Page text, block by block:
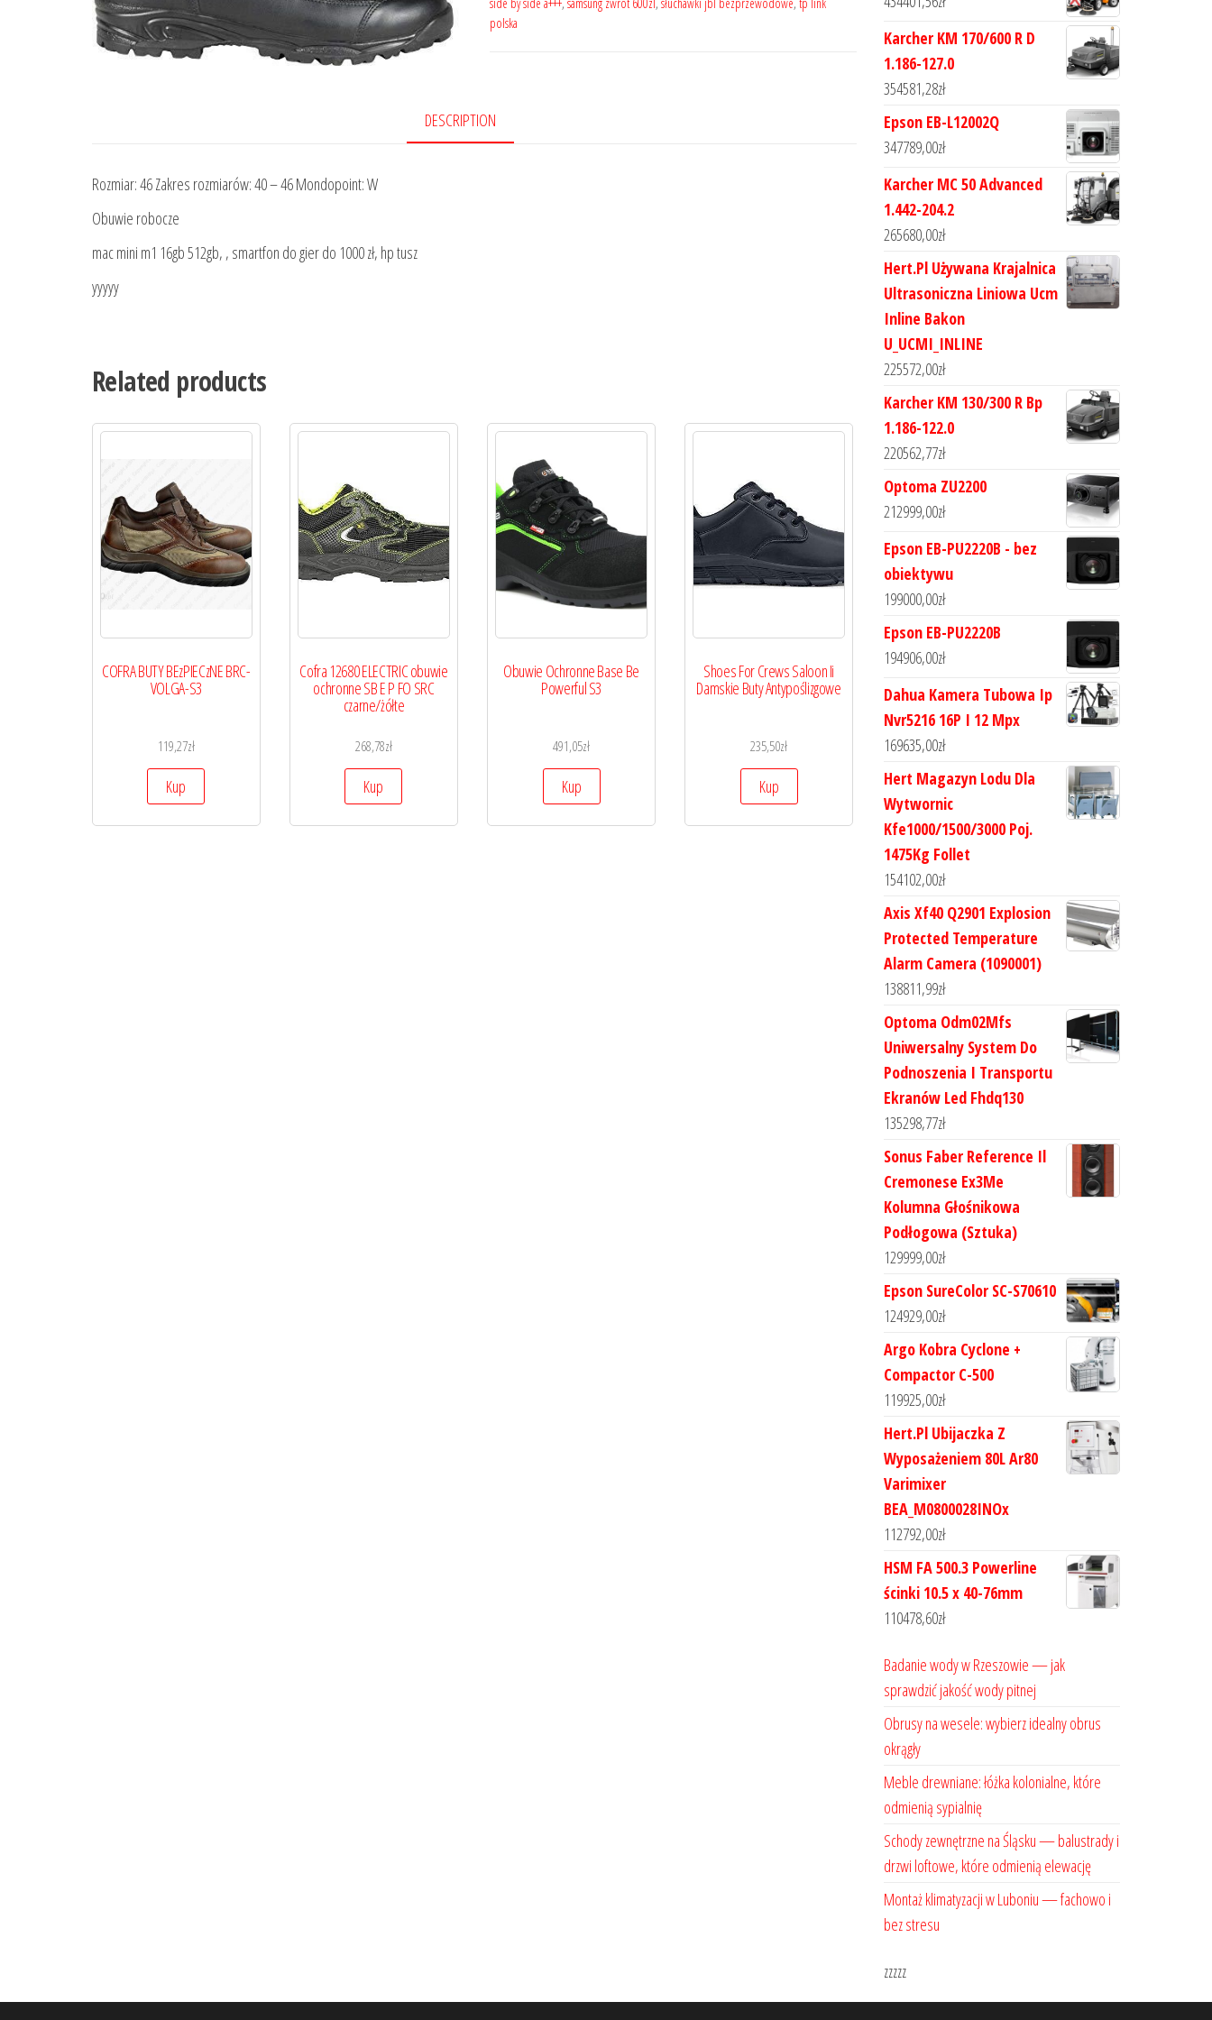
polska
DESCRIPTION
Rozmiar: 46 Zakres rozmiarów: 40 – 46 Mondopoint: W
Obuwie robocze
mac mini m1 16gb 512gb, , smartfon do gier do 1000 zł, hp tusz
yyyyy
Related products
COFRA BUTY BEzPIECzNE BRC-
VOLGA-S3
119,27zł
Kup
Cofra 12680 ELECTRIC obuwie
ochronne SB E P FO SRC
czarne/żółte
268,78zł
Kup
Obuwie Ochronne Base Be
Powerful S3
491,05zł
Kup
Shoes For Crews Saloon Ii
Damskie Buty Antypoślizgowe
235,50zł
Kup
Karcher KM 170/600 R D
1.186-127.0
354581,28zł
Epson EB-L12002Q
347789,00zł
Karcher MC 50 Advanced
1.442-204.2
265680,00zł
Hert.Pl Używana Krajalnica
Ultrasoniczna Liniowa Ucm
Inline Bakon
U_UCMI_INLINE
225572,00zł
Karcher KM 130/300 R Bp
1.186-122.0
220562,77zł
Optoma ZU2200
212999,00zł
Epson EB-PU2220B - bez
obiektywu
199000,00zł
Epson EB-PU2220B
194906,00zł
Dahua Kamera Tubowa Ip
Nvr5216 16P I 12 Mpx
169635,00zł
Hert Magazyn Lodu Dla
Wytwornic
Kfe1000/1500/3000 Poj.
1475Kg Follet
154102,00zł
Axis Xf40 Q2901 Explosion
Protected Temperature
Alarm Camera (1090001)
138811,99zł
Optoma Odm02Mfs
Uniwersalny System Do
Podnoszenia I Transportu
Ekranów Led Fhdq130
135298,77zł
Sonus Faber Reference Il
Cremonese Ex3Me
Kolumna Głośnikowa
Podłogowa (Sztuka)
129999,00zł
Epson SureColor SC-S70610
124929,00zł
Argo Kobra Cyclone +
Compactor C-500
119925,00zł
Hert.Pl Ubijaczka Z
Wyposażeniem 80L Ar80
Varimixer
BEA_M0800028INOx
112792,00zł
HSM FA 500.3 Powerline
ścinki 10.5 x 40-76mm
110478,60zł
Badanie wody w Rzeszowie — jak
sprawdzić jakość wody pitnej
Obrusy na wesele: wybierz idealny obrus
okrągły
Meble drewniane: łóżka kolonialne, które
odmienią sypialnię
Schody zewnętrzne na Śląsku — balustrady i
drzwi loftowe, które odmienią elewację
Montaż klimatyzacji w Luboniu — fachowo i
bez stresu
zzzzz